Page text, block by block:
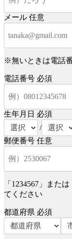
メール 任意
※無いときは電話
電話番号 必須
生年月日 必須
/
郵便番号 任意
「1234567」また
てください
都道府県 必須